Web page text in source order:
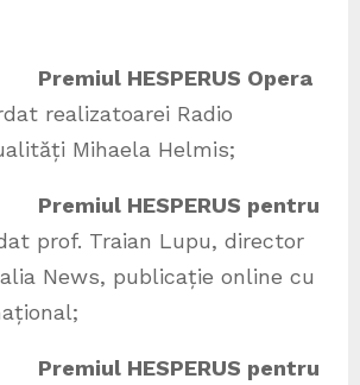
Premiul HESPERUS Opera
realizatoarei Radio
Mihaela Helmis;
Premiul HESPERUS pentru
prof. Traian Lupu, director
News, publicație online cu
Premiul HESPERUS pentru